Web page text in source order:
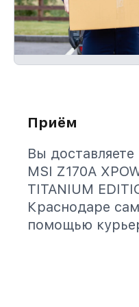
Приём
Вы
MSI Z170A
TITANIUM
Краснодаре
помощью